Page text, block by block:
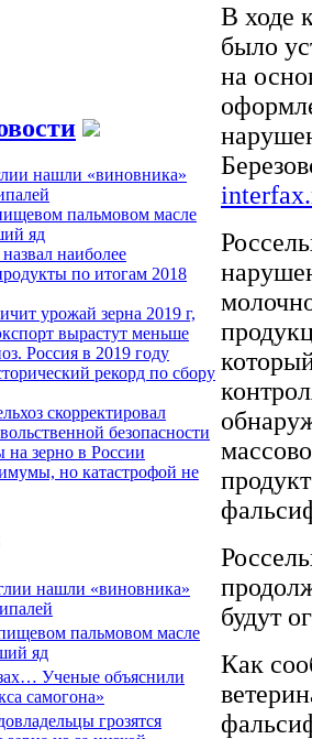
нашли «виновника»
пальмовом масле
яд
назвал наиболее
по итогам 2018
урожай зерна 2019 г,
вырастут меньше
Россия в 2019 году
рекорд по сбору
скорректировал
безопасности
зерно в России
но катастрофой не
нашли «виновника»
пальмовом масле
яд
Ученые объяснили
самогона»
грозятся
В ходе
было
на
будут
Как